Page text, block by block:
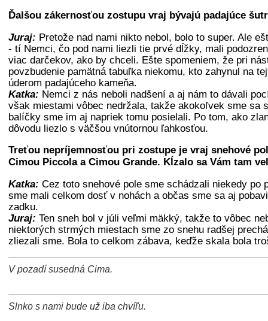
Ďalšou zákernosťou zostupu vraj bývajú padajúce
Juraj: Pretože nad nami nikto nebol, bolo to super. Ale
- tí Nemci, čo pod nami liezli tie prvé dĺžky, mali
viac darčekov, ako by chceli. Ešte spomeniem, že pri
povzbudenie pamätná tabuľka niekomu, kto zahynul na
úderom padajúceho kameňa.
Katka: Nemci z nás neboli nadšení a aj nám to dávali
však miestami vôbec nedržala, takže akokoľvek sme sa
balíčky sme im aj napriek tomu posielali. Po tom, ako
dôvodu liezlo s väčšou vnútornou ľahkosťou.
Treťou nepríjemnosťou pri zostupe je vraj snehové
Cimou Piccola a Cimou Grande. Kĺzalo sa Vám tam
Katka: Cez toto snehové pole sme schádzali niekedy po
sme mali celkom dosť v nohách a občas sme sa aj
zadku.
Juraj: Ten sneh bol v júli veľmi mäkký, takže to vôbec
niektorých strmých miestach sme zo snehu radšej
zliezali sme. Bola to celkom zábava, keďže skala bola
V pozadí susedná Cima.
Slnko s nami bude už iba chvíľu.